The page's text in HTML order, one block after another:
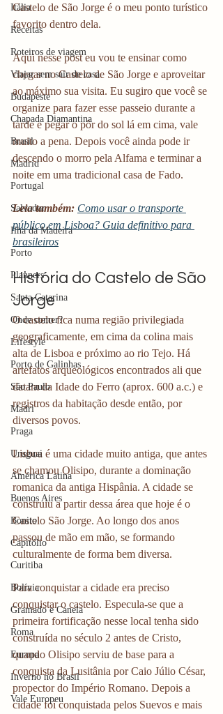
Itália
Receitas
Roteiros de viagem
Viajar sem sair de casa
Budapeste
Chapada Diamantina
Brasil
Madrid
Portugal
Salvador
Ilha da Madeira
Porto
Planners
Santa Catarina
Onde comer?
Lifestyle
Porto de Galinhas
São Paulo
Madri
Praga
Uruguai
América Latina
Buenos Aires
Bonito
Capitólio
Curitiba
Bolívia
Gramado e Canela
Roma
Europa
Inverno no Brasil
Vale Europeu
Castelo de São Jorge é o meu ponto turístico
favorito dentro dela.
Aqui nesse post eu vou te ensinar como
chegar no Castelo de São Jorge e aproveitar
ao máximo sua visita. Eu sugiro que você se
organize para fazer esse passeio durante a
tarde e pegar o pôr do sol lá em cima, vale
muito a pena. Depois você ainda pode ir
descendo o morro pela Alfama e terminar a
noite em uma tradicional casa de Fado.
Leia também: Como usar o transporte
público em Lisboa? Guia definitivo para
brasileiros
História do Castelo de São
Jorge
O castelo fica numa região privilegiada
geograficamente, em cima da colina mais
alta de Lisboa e próximo ao rio Tejo. Há
artefatos arqueológicos encontrados ali que
datam da Idade do Ferro (aprox. 600 a.c.) e
registros da habitação desde então, por
diversos povos.
Lisboa é uma cidade muito antiga, que antes
se chamou Olisipo, durante a dominação
romanica da antiga Hispânia. A cidade se
construiu a partir dessa área que hoje é o
Castelo São Jorge. Ao longo dos anos
passou de mão em mão, se formando
culturalmente de forma bem diversa.
Para conquistar a cidade era preciso
conquistar o castelo. Especula-se que a
primeira fortificação nesse local tenha sido
construída no século 2 antes de Cristo,
quando Olisipo serviu de base para a
conquista da Lusitânia por Caio Júlio César,
propector do Império Romano. Depois a
cidade foi conquistada pelos Suevos e mais